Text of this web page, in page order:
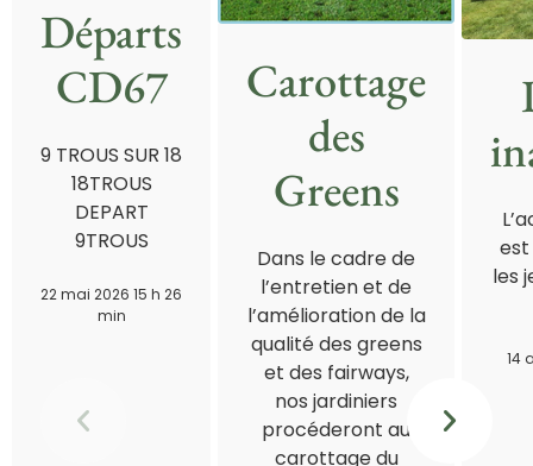
Départs
CD67
9 TROUS SUR 18
18TROUS
DEPART
9TROUS
22 mai 2026 15 h 26
min
Carottage
des
Greens
Dans le cadre de
l’entretien et de
l’amélioration de la
qualité des greens
et des fairways,
nos jardiniers
procéderont au
carottage du
est
les
14